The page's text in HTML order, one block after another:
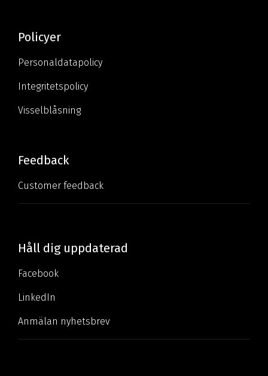
Policyer
Personaldatapolicy
Integritetspolicy
Visselblåsning
Feedback
Customer feedback
Håll dig uppdaterad
Facebook
LinkedIn
Anmälan nyhetsbrev